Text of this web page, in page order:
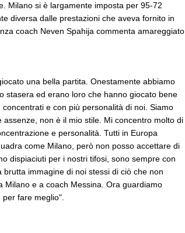
Milano si è largamente imposta per 95-72
diversa dalle prestazioni che aveva fornito in
coach Neven Spahija commenta amareggiato
una bella partita. Onestamente abbiamo
stasera ed erano loro che hanno giocato bene
e con più personalità di noi. Siamo
assenze, non è il mio stile. Mi concentro molto di
e personalità. Tutti in Europa
come Milano, però non posso accettare di
dispiaciuti per i nostri tifosi, sono sempre con
immagine di noi stessi di ciò che non
Milano e a coach Messina. Ora guardiamo
fare meglio".